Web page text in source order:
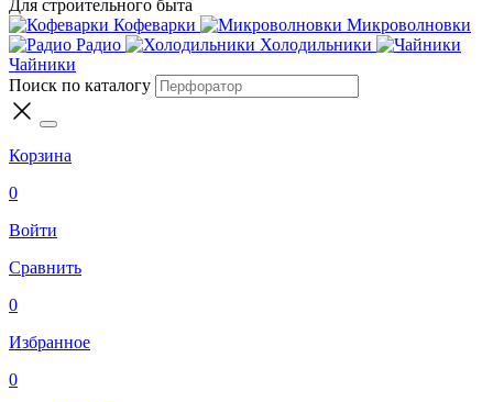
Для строительного быта
Кофеварки
Микроволновки
Радио
Холодильники
Чайники
Поиск по каталогу
Корзина
0
Войти
Сравнить
0
Избранное
0